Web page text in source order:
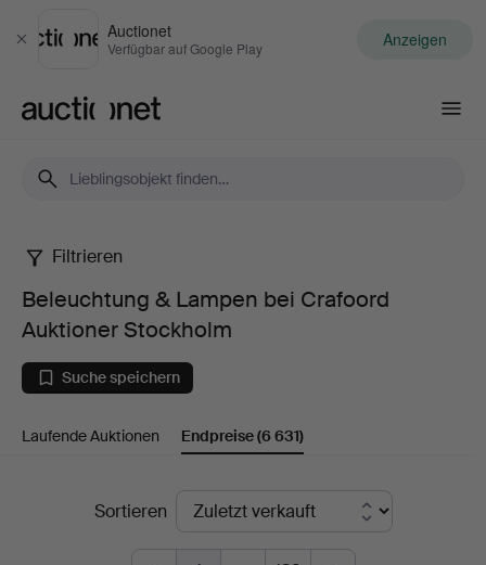
Schließen
Auctionet
Verfügbar auf Google Play Anzeigen
Beleuchtung
Lampen
bei
Auktioner
Filtrieren
Beleuchtung & Lampen bei Crafoord
Auktioner Stockholm
Suche speichern
Laufende Auktionen Endpreise(6 631)
EndpreiseSortieren